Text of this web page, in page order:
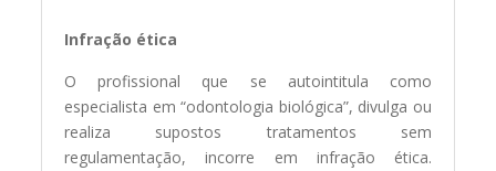
Infração ética
O profissional que se autointitula como
especialista em “odontologia biológica”, divulga ou
realiza supostos tratamentos sem
regulamentação, incorre em infração ética.